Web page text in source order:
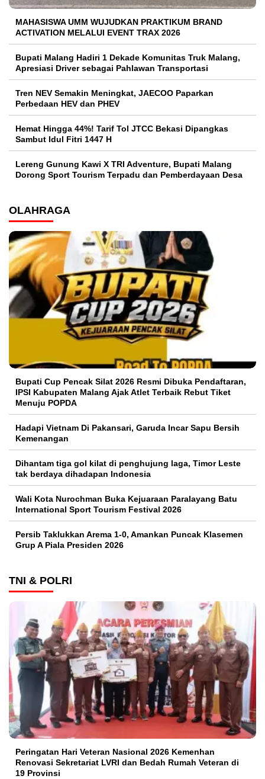
MAHASISWA UMM WUJUDKAN PRAKTIKUM BRAND
ACTIVATION MELALUI EVENT TRAX 2026
Bupati Malang Hadiri 1 Dekade Komunitas Truk Malang,
Apresiasi Driver sebagai Pahlawan Transportasi
Tren NEV Semakin Meningkat, JAECOO Paparkan
Perbedaan HEV dan PHEV
Hemat Hingga 44%! Tarif Tol JTCC Bekasi Dipangkas
Sambut Idul Fitri 1447 H
Lereng Gunung Kawi X TRI Adventure, Bupati Malang
Dorong Sport Tourism Terpadu dan Pemberdayaan Desa
OLAHRAGA
Bupati Cup Pencak Silat 2026 Resmi Dibuka Pendaftaran,
IPSI Kabupaten Malang Ajak Atlet Terbaik Rebut Tiket
Menuju POPDA
Hadapi Vietnam Di Pakansari, Garuda Incar Sapu Bersih
Kemenangan
Dihantam tiga gol kilat di penghujung laga, Timor Leste
tak berdaya dihadapan Indonesia
Wali Kota Nurochman Buka Kejuaraan Paralayang Batu
International Sport Tourism Festival 2026
Persib Taklukkan Arema 1-0, Amankan Puncak Klasemen
Grup A Piala Presiden 2026
TNI & POLRI
Peringatan Hari Veteran Nasional 2026 Kemenhan
Renovasi Sekretariat LVRI dan Bedah Rumah Veteran di
19 Provinsi